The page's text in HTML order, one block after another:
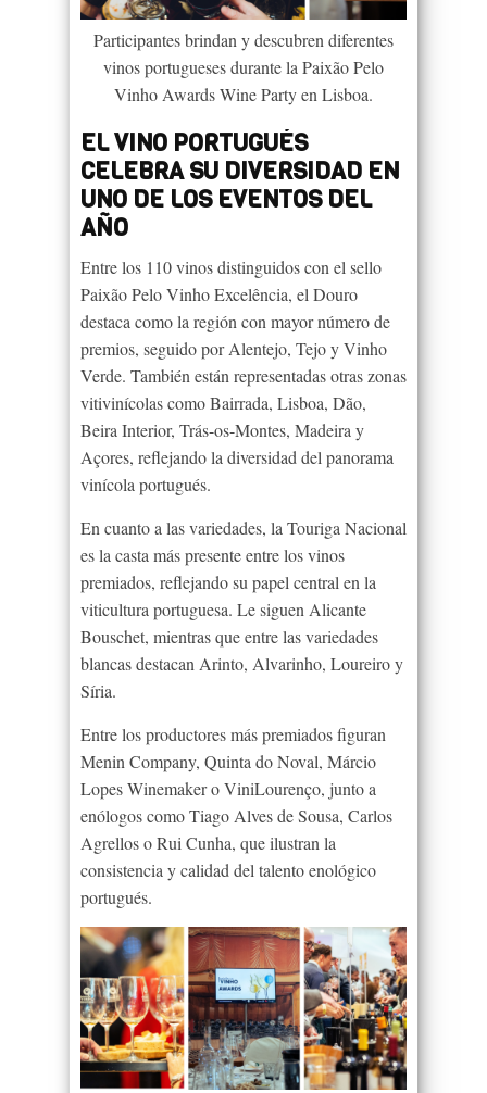
Participantes brindan y descubren diferentes
vinos portugueses durante la Paixão Pelo
Vinho Awards Wine Party en Lisboa.
EL VINO PORTUGUÉS
CELEBRA SU DIVERSIDAD EN
UNO DE LOS EVENTOS DEL
AÑO
Entre los 110 vinos distinguidos con el sello
Paixão Pelo Vinho Excelência, el Douro
destaca como la región con mayor número de
premios, seguido por Alentejo, Tejo y Vinho
Verde. También están representadas otras zonas
vitivinícolas como Bairrada, Lisboa, Dão,
Beira Interior, Trás-os-Montes, Madeira y
Açores, reflejando la diversidad del panorama
vinícola portugués.
En cuanto a las variedades, la Touriga Nacional
es la casta más presente entre los vinos
premiados, reflejando su papel central en la
viticultura portuguesa. Le siguen Alicante
Bouschet, mientras que entre las variedades
blancas destacan Arinto, Alvarinho, Loureiro y
Síria.
Entre los productores más premiados figuran
Menin Company, Quinta do Noval, Márcio
Lopes Winemaker o ViniLourenço, junto a
enólogos como Tiago Alves de Sousa, Carlos
Agrellos o Rui Cunha, que ilustran la
consistencia y calidad del talento enológico
portugués.